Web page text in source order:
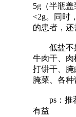
5g（半瓶
<2g。同时
的患者，还
低盐不好
牛肉干、
打饼干、腌
腌菜、各种
ps：推荐
有益